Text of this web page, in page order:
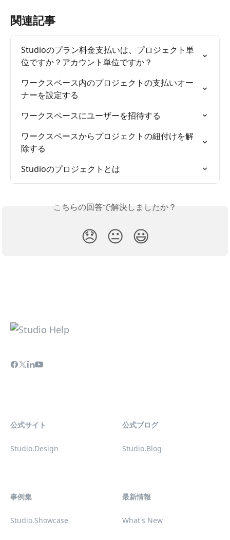
関連記事
Studioのプラン料金支払いは、プロジェクト単
位ですか？アカウント単位ですか？
ワークスペース内のプロジェクトの支払いオー
ナーを設定する
ワークスペースにユーザーを招待する
ワークスペースからプロジェクトの紐付けを解
除する
Studioのプロジェクトとは
こちらの回答で解決しましたか？
😞 😐 😃
公式サイト
Studio.Design
公式ブログ
Studio.Blog
事例集
Studio.Showcase
最新情報
What's New